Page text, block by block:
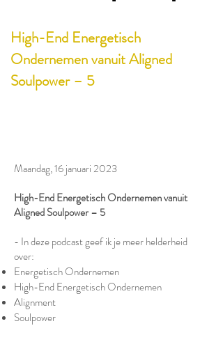
High-End Energetisch
Ondernemen vanuit Aligned
Soulpower – 5
Maandag, 16 januari 2023
High-End Energetisch Ondernemen vanuit
Aligned Soulpower – 5
- In deze podcast geef ik je meer helderheid
over:
Energetisch Ondernemen
High-End Energetisch Ondernemen
Alignment
Soulpower